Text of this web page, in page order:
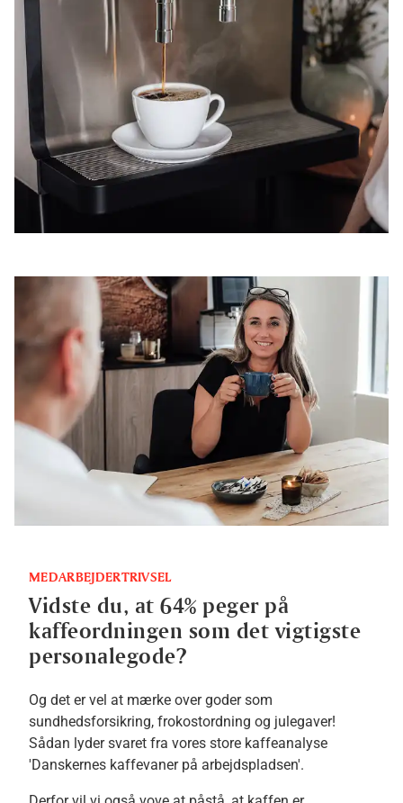
MEDARBEJDERTRIVSEL
Vidste du, at 64% peger på
kaffeordningen som det vigtigste
personalegode?
Og det er vel at mærke over goder som
sundhedsforsikring, frokostordning og julegaver!
Sådan lyder svaret fra vores store kaffeanalyse
'Danskernes kaffevaner på arbejdspladsen'.